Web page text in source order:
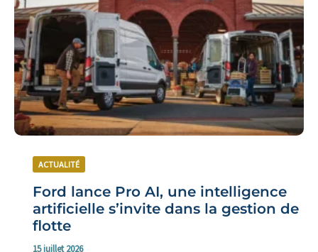
ACTUALITÉ
Ford lance Pro AI, une intelligence
artificielle s’invite dans la gestion de
flotte
15 juillet 2026